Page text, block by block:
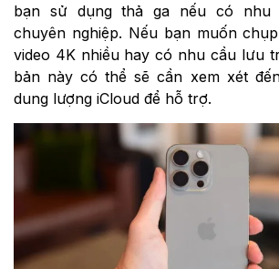
bạn sử dụng thả ga nếu có nhu
chuyên nghiệp. Nếu bạn muốn
video 4K nhiều hay có nhu cầu lưu
bản này có thể sẽ cần xem xét
dung lượng iCloud để hỗ trợ.